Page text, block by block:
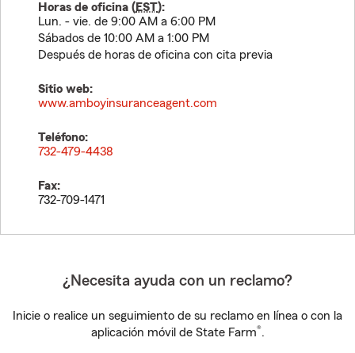
Horas de oficina (EST):
Lun. - vie. de 9:00 AM a 6:00 PM
Sábados de 10:00 AM a 1:00 PM
Después de horas de oficina con cita previa
Sitio web:
www.amboyinsuranceagent.com
Teléfono:
732-479-4438
Fax:
732-709-1471
¿Necesita ayuda con un reclamo?
Inicie o realice un seguimiento de su reclamo en línea o con la
aplicación móvil de State Farm®.